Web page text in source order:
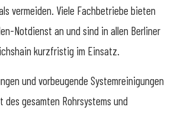
vermeiden. Viele Fachbetriebe bieten
Notdienst an und sind in allen Berliner
kurzfristig im Einsatz.
und vorbeugende Systemreinigungen
gesamten Rohrsystems und